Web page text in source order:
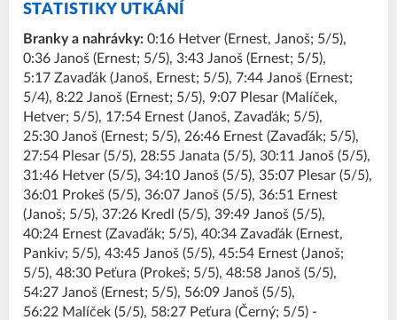
STATISTIKY UTKÁNÍ
Branky a nahrávky: 0:16 Hetver (Ernest, Janoš; 5/5),
0:36 Janoš (Ernest; 5/5), 3:43 Janoš (Ernest; 5/5),
5:17 Zavaďák (Janoš, Ernest; 5/5), 7:44 Janoš (Ernest;
5/4), 8:22 Janoš (Ernest; 5/5), 9:07 Plesar (Malíček,
Hetver; 5/5), 17:54 Ernest (Janoš, Zavaďák; 5/5),
25:30 Janoš (Ernest; 5/5), 26:46 Ernest (Zavaďák; 5/5),
27:54 Plesar (5/5), 28:55 Janata (5/5), 30:11 Janoš (5/5),
31:46 Hetver (5/5), 34:10 Janoš (5/5), 35:07 Plesar (5/5),
36:01 Prokeš (5/5), 36:07 Janoš (5/5), 36:51 Ernest
(Janoš; 5/5), 37:26 Kredl (5/5), 39:49 Janoš (5/5),
40:24 Ernest (Zavaďák; 5/5), 40:34 Zavaďák (Ernest,
Pankiv; 5/5), 43:45 Janoš (5/5), 45:54 Ernest (Janoš;
5/5), 48:30 Peťura (Prokeš; 5/5), 48:58 Janoš (5/5),
54:27 Janoš (Ernest; 5/5), 56:09 Janoš (5/5),
56:22 Malíček (5/5), 58:27 Peťura (Černý; 5/5) -